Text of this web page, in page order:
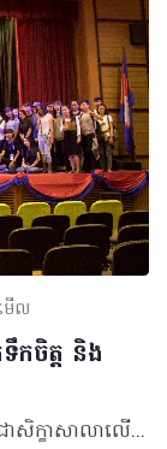
ើល
កចិត្ត និង
«ជំងឺបាក់ទឹកចិត្ត និងយុវជនក្នុងសតវត្សទី២១» ជាសិក្ខាសាលាលើកកម្ពស់បញ្ហាសុខភាពផ្លូវចិត្តមួយ ដែលត្រូវបានរៀបចំឡើងដោយក្រុមយុវជនស្ម័គ្រចិត្តមួយក្រុមដែលមានឈ្មោះថា «យើងរីកចម្រើនជាមួយគ្នា(We Prosper Together)» កាលពីព្រឹកថ្ងៃទី១៧ មិថុនា ២០១៨ នៅឯមជ្ឈមណ្ឌលសហប្រតិបត្តិការកម្ពុជា-ជប៉ុន (CJCC) ដោយមានការគាំទ្រពីសំណាក់ក្រសួងអប់រំយុវជន និងកីឡាទៀតផង។ កម្មវិធីសិក្ខាសាលានេះបានប្រព្រឹត្តយ៉ាងជោគជ័យដោយមានការអញ្ជើញចូលរួមពីសំណាក់សាធារណជនជាពិសេសយុវវ័យប្រមាណជាង៤០០នាក់ ព្រមជាមួយនឹងវត្តមាននៃវាគ្មិនកិត្តិយសចំនួន៤រូប ដែលជាអ្នកធ្លាប់ឆ្លងកាត់នូវការរស់នៅជាមួយនឹងជំងឺផ្លូវចិត្តដែលកើតមានញឹកញាប់មួយនេះ ព្រមទាំងអ្នកជំនាញផ្នែកចិត្តសាស្ត្រផងដែរ។ ក្រៅពីការធ្វើបទបង្ហាញដោយវាគ្មិនគ្រប់រូប ក៏មាននូវកិច្ចពិភាក្សារួមគ្នាលើប្រធានបទនៃកម្មវិធីសិក្ខាសាលាផ្ទាល់ ព្រមទាំងមានកម្មវិធីកម្សាន្តជាការបកស្រាយបទចម្រៀងពីសំណាក់ក្រុមការងារ និងតារាកិត្តិយស ដើម្បីញ៉ាំងកម្មវិធីឲ្យកាន់តែសប្បាយរីករាយផងដែរ។ គួរបញ្ជាក់ផងដែរថា ប្រាក់ចំណេញអំពីការលក់សំបុត្រចូលរួមកម្មវិធីនេះត្រូវបានក្រុមការងារផ្តល់ជូនទៅកាន់មន្ទីរពេទ្យគន្ធបុប្ផា ដើម្បីជាការរួមចំណែកមួយក្នុងការគាំទ្រ និងទ្រទ្រង់សុខភាពកុមារ ដែលជាទំពាំងស្នងឫស្សីនៃប្រទេសជាតិយើង។ តំណាងនៃអ្នករៀបចំកម្មវិធី ក៏សូមថ្លែងអំណរគុណដល់អ្នកឧបត្ថម្ភធំរួមមានក្រុមហ៊ុន Manulife (Cambodia) និងHealthogo ដែលបានជួយឲ្យកម្មវិធីមួយនេះប្រព្រឹត្តទៅបានរលូន ព្រមទាំងមានសារមួយខ្លីថា "យើងចង់ឲ្យមនុស្សងាកមកជួយកិច្ចការសង្គមខ្លះ កុំគិតតែរកលុយពេក"។ ©2018 រក្សាសិទ្ធិគ្រប់យ៉ាង​ដោយ Healthtime Corporation ចំពោះគ្រប់អត្ថបទដោយគ្មានផ្នែកណាមួយត្រូវបោះពុម្ពផ្សាយចូល ប្រព័ន្ធអ៊ីនធឺណែតឧបករណ៍អេឡិចត្រូនិកអាត់ជាសំឡេងឬថតចំលងគ្រប់រូបភាពដោយគ្មានការអនុញ្ញាតឡើយ